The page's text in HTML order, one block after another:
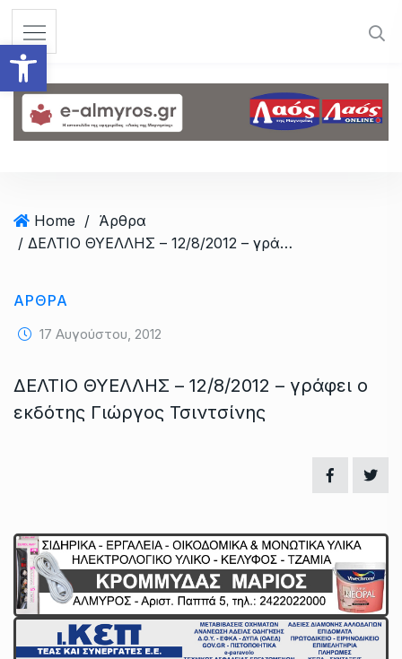
Ανοίξτε τη γραμμή
Home / Άρθρα
/ ΔΕΛΤΙΟ ΘΥΕΛΛΗΣ – 12/8/2012 – γράφει ο εκδότης Γιώργος Τσιντσίνης
ΆΡΘΡΑ
17 Αυγούστου, 2012
ΔΕΛΤΙΟ ΘΥΕΛΛΗΣ – 12/8/2012 – γράφει ο
εκδότης Γιώργος Τσιντσίνης